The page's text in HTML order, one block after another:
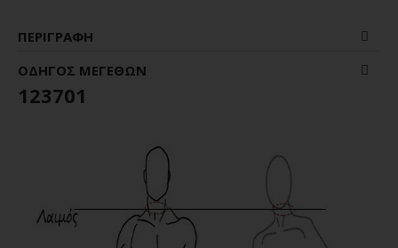
ΠΕΡΙΓΡΑΦΉ
ΟΔΗΓΌΣ ΜΕΓΕΘΏΝ
123701